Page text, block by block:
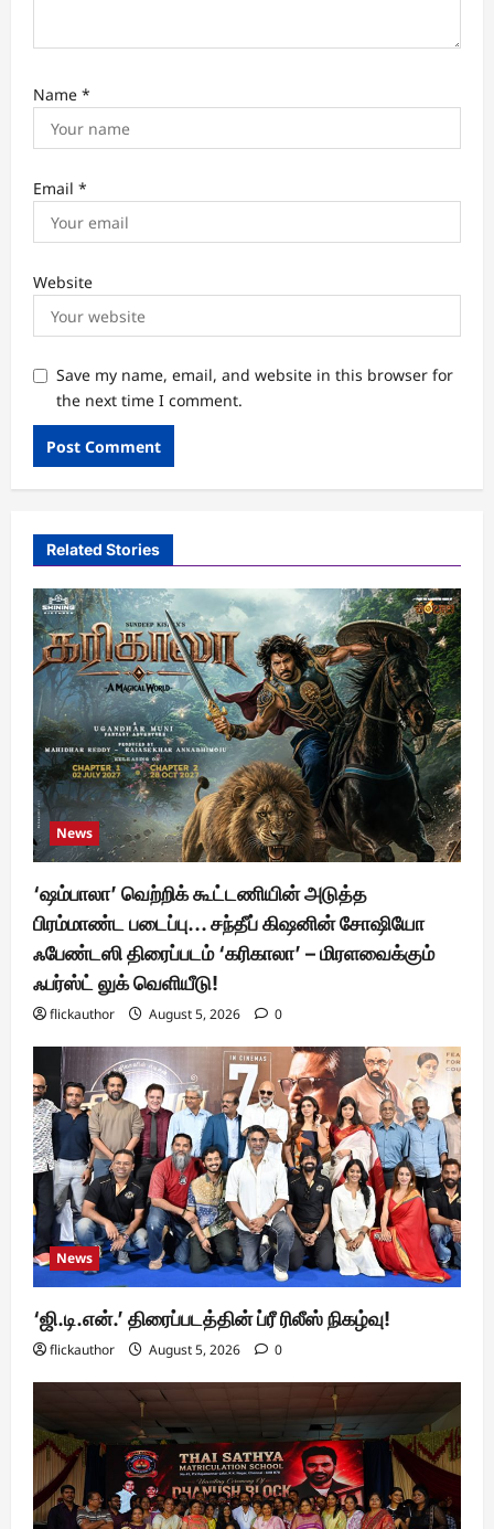
Name *
Email *
Website
Save my name, email, and website in this browser for
the next time I comment.
Related Stories
News
‘ஷம்பாலா’ வெற்றிக் கூட்டணியின் அடுத்த
பிரம்மாண்ட படைப்பு… சந்தீப் கிஷனின் சோஷியோ
ஃபேண்டஸி திரைப்படம் ‘கரிகாலா’ – மிரளவைக்கும்
ஃபர்ஸ்ட் லுக் வெளியீடு!
flickauthor August 5, 2026 0
News
‘ஜி.டி.என்.’ திரைப்படத்தின் ப்ரீ ரிலீஸ் நிகழ்வு!
flickauthor August 5, 2026 0